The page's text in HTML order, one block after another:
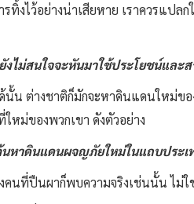
ทิ้งไว้อย่างน่าเสียหาย เราควรแ
งไม่สนใจจะหันมาใช้ประโยชน์แล
น ต่างชาติก็มักจะหาดินแดนใหม่ขอ
ม่ของพวกเขา ดังตัวอย่าง
หาดินแดนผจญภัยใหม่ในแถบประ
นที่ปืนผาก็พบความจริงเช่นนั้น ไม่